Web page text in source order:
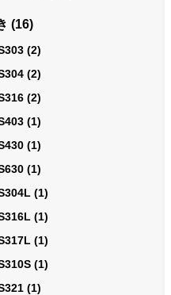
(16)
(2)
(2)
(2)
(1)
(1)
(1)
(1)
(1)
(1)
(1)
(1)